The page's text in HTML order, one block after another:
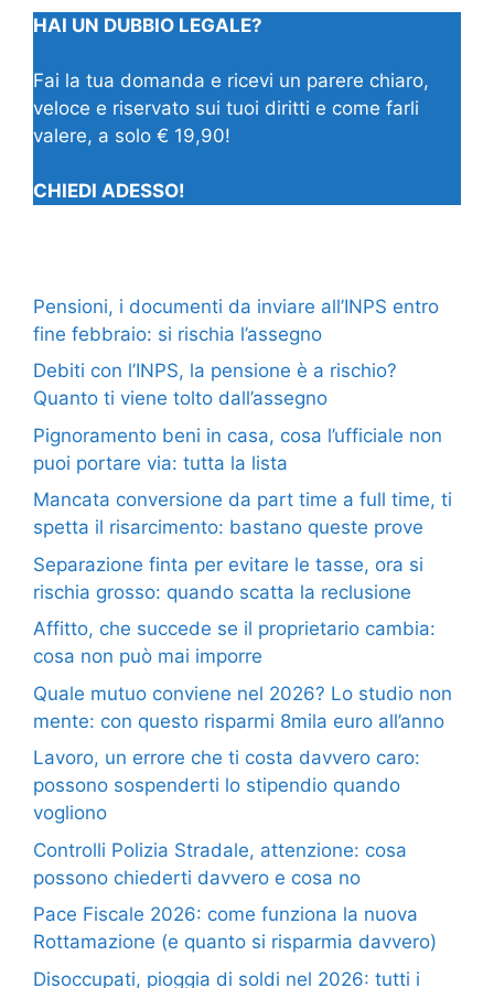
HAI UN DUBBIO LEGALE?
Fai la tua domanda e ricevi un parere chiaro,
veloce e riservato sui tuoi diritti e come farli
valere, a solo € 19,90!
CHIEDI ADESSO!
Pensioni, i documenti da inviare all’INPS entro
fine febbraio: si rischia l’assegno
Debiti con l’INPS, la pensione è a rischio?
Quanto ti viene tolto dall’assegno
Pignoramento beni in casa, cosa l’ufficiale non
puoi portare via: tutta la lista
Mancata conversione da part time a full time, ti
spetta il risarcimento: bastano queste prove
Separazione finta per evitare le tasse, ora si
rischia grosso: quando scatta la reclusione
Affitto, che succede se il proprietario cambia:
cosa non può mai imporre
Quale mutuo conviene nel 2026? Lo studio non
mente: con questo risparmi 8mila euro all’anno
Lavoro, un errore che ti costa davvero caro:
possono sospenderti lo stipendio quando
vogliono
Controlli Polizia Stradale, attenzione: cosa
possono chiederti davvero e cosa no
Pace Fiscale 2026: come funziona la nuova
Rottamazione (e quanto si risparmia davvero)
Disoccupati, pioggia di soldi nel 2026: tutti i